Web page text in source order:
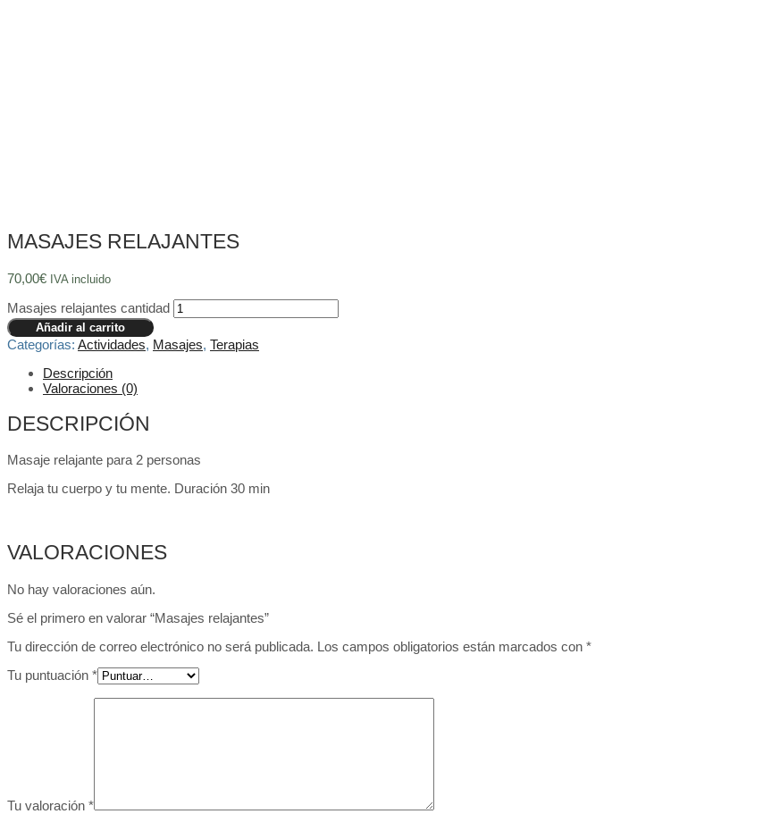
MASAJES RELAJANTES
70,00€ IVA incluido
Masajes relajantes cantidad
Añadir al carrito
Categorías: Actividades, Masajes, Terapias
Descripción
Valoraciones (0)
DESCRIPCIÓN
Masaje relajante para 2 personas
Relaja tu cuerpo y tu mente. Duración 30 min
VALORACIONES
No hay valoraciones aún.
Sé el primero en valorar “Masajes relajantes”
Tu dirección de correo electrónico no será publicada. Los campos obligatorios están marcados con *
Tu puntuación *
Tu valoración *